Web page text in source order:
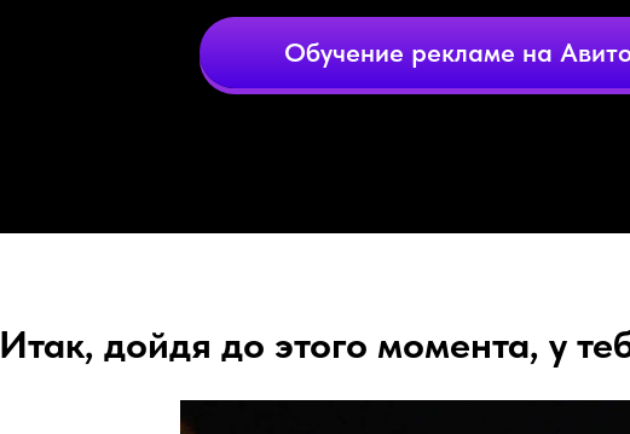
Обучение рекламе на
Итак, дойдя до этого момента, у